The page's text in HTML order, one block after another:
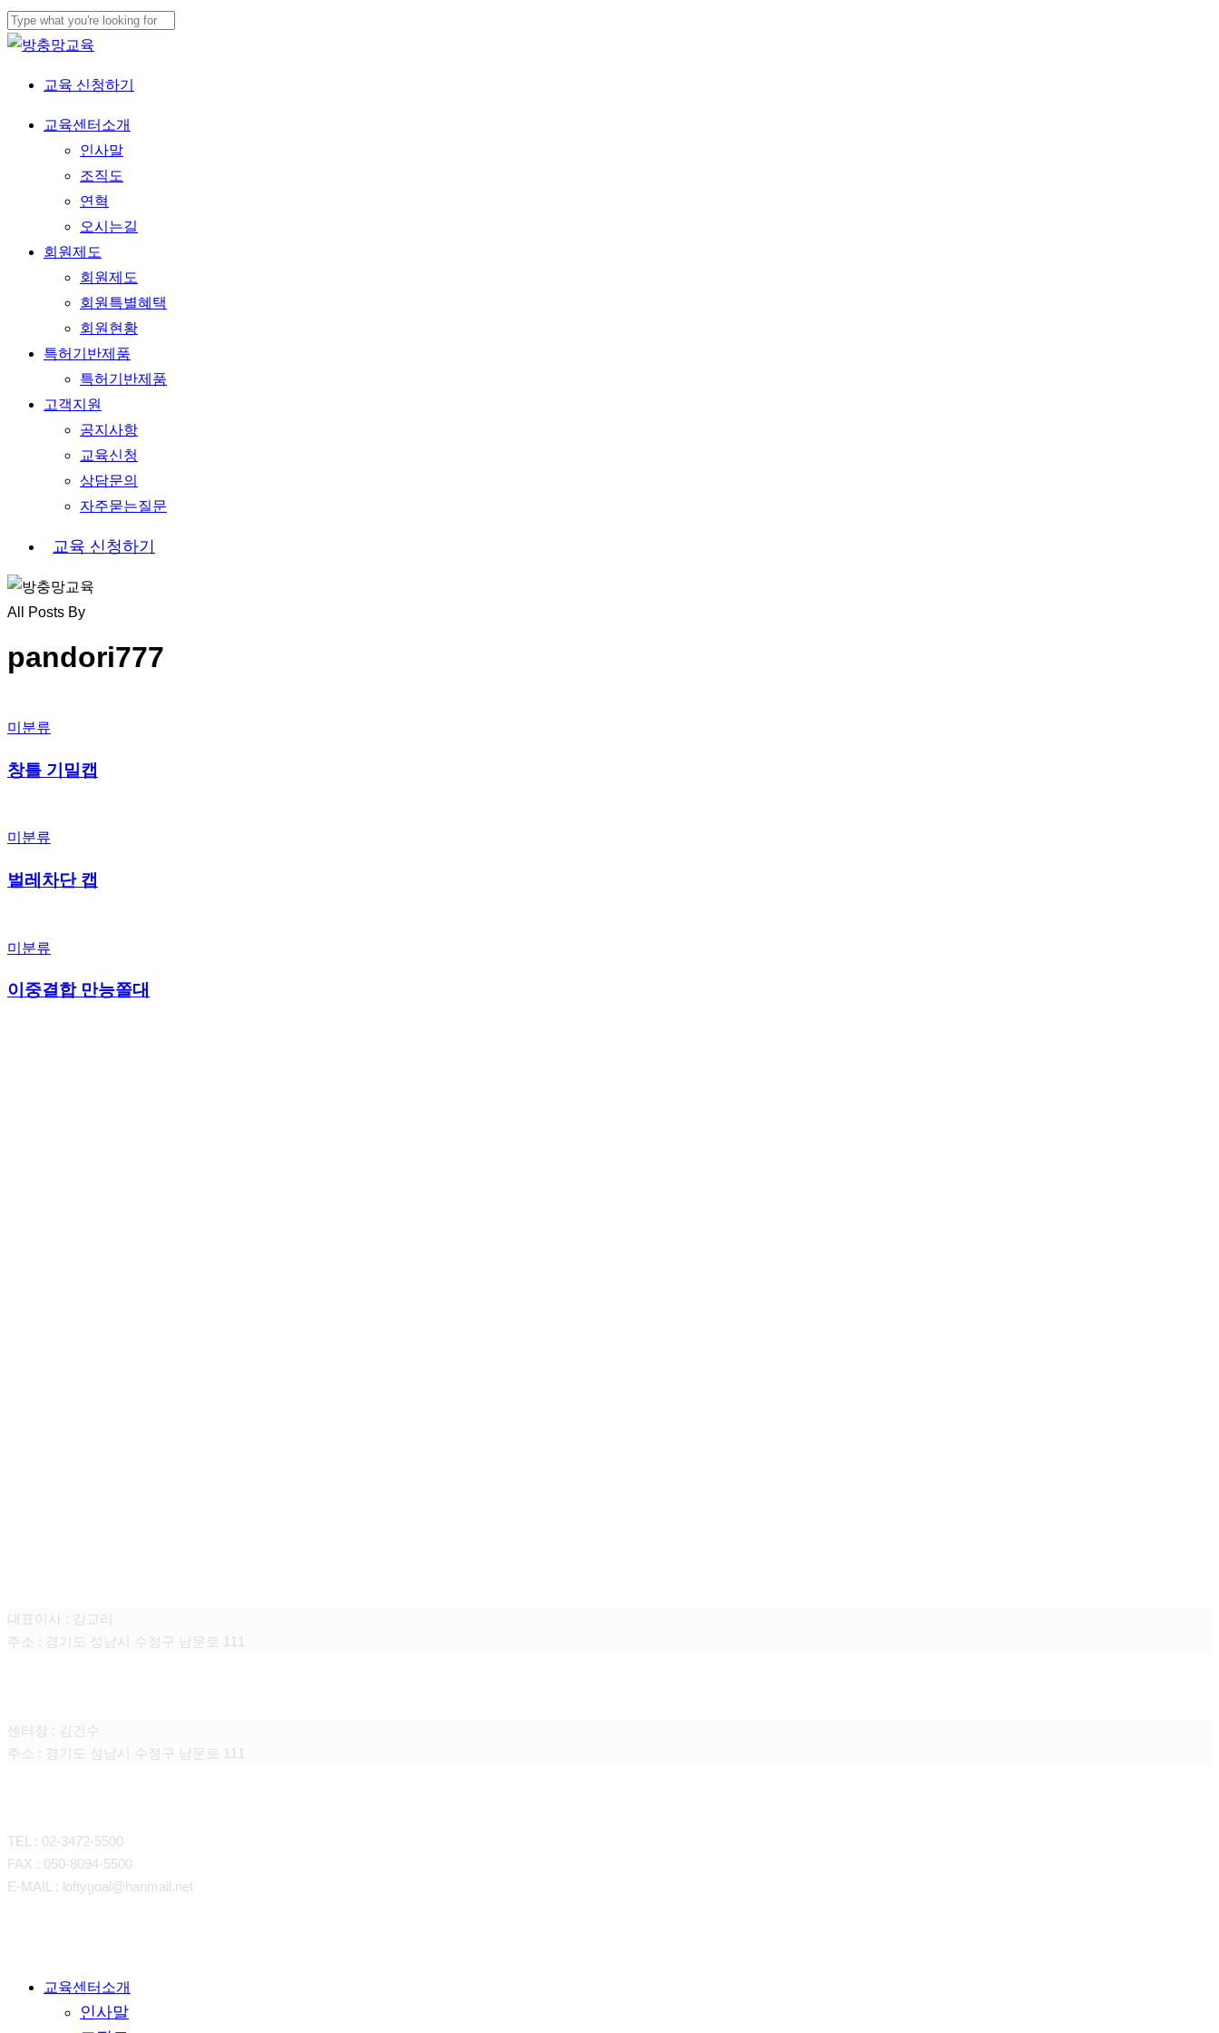
Skip
to
content
Close
교육 신청하기
Menu
교육센터소개
인사말
조직도
연혁
오시는길
회원제도
회원제도
회원특별혜택
회원현황
특허기반제품
특허기반제품
고객지원
공지사항
교육신청
상담문의
자주묻는질문
교육 신청하기
All Posts By
pandori777
미분류
창틀 기밀캡
미분류
벌레차단 캡
미분류
이중결합 만능쫄대
대표이사 : 강교리
주소 : 경기도 성남시 수정구 남문로 111
센터장 : 김건수
주소 : 경기도 성남시 수정구 남문로 111
TEL : 02-3472-5500
FAX : 050-8094-5500
E-MAIL : loftygoal@hanmail.net
Close 교육센터소개
인사말